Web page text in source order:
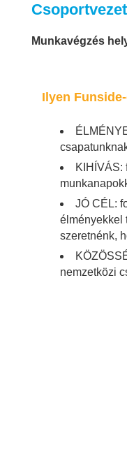
Munkavégzés
Ilyen
KIHÍVÁS:
JÓ CÉL:
élményekkel
szeretnénk,
nemzetközi